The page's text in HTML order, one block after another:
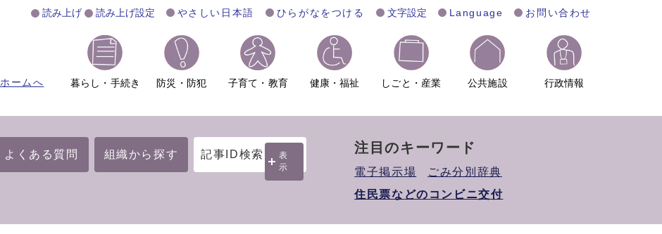
読み上げ 読み上げ設定 やさしい日本語 ひらがなをつける 文字設定 Language お問い合わせ
ホームへ 暮らし・手続き 防災・防犯 子育て・教育 健康・福祉 しごと・産業 公共施設 行政情報
よくある質問 組織から探す 記事ID検索
表
示
注目のキーワード
電子掲示場
ごみ分別辞典
住民票などのコンビニ交付